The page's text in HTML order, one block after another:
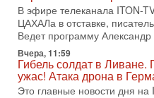
Международного
31-07-2026, 09:02
Битва за разоружение
31/07/2026
Сегодня президент США
достижении исторического
разоружении ХАМАСа и
В эфире телеканала ITON-
ЦАХАЛа в отставке,
Ведет программу Александр
Вчера, 11:59
Гибель солдат в
ужас! Атака дрона в
Это главные новости дня на